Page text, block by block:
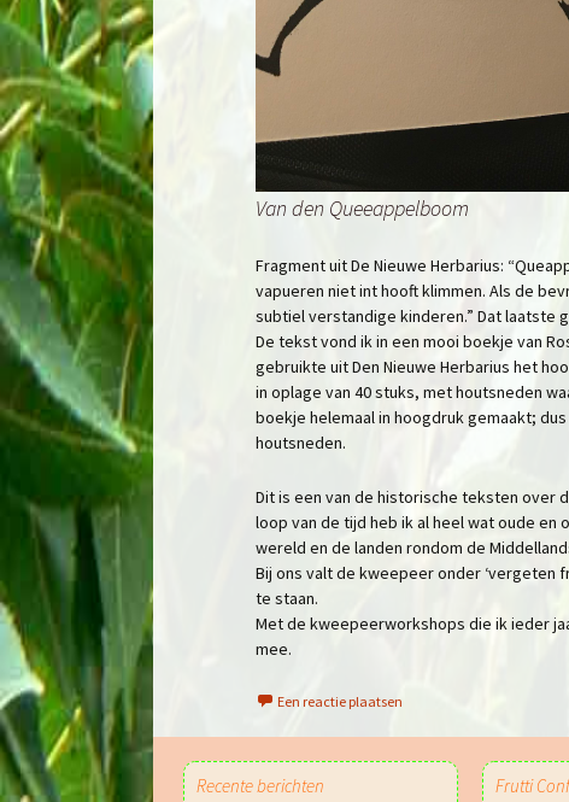
Van den Queeappelboom
Fragment uit De Nieuwe Herbarius:
vapueren niet int hooft klimmen. Als de
subtiel verstandige kinderen.” Dat laatste
De tekst vond ik in een mooi boekje van
gebruikte uit Den Nieuwe Herbarius het
in oplage van 40 stuks, met houtsneden
boekje helemaal in hoogdruk gemaakt;
houtsneden.
Dit is een van de historische teksten over
loop van de tijd heb ik al heel wat oude
wereld en de landen rondom de
Bij ons valt de kweepeer onder ‘vergeten
te staan.
Met de kweepeerworkshops die ik ieder
mee.
Een reactie plaatsen
Recente berichten Frutti